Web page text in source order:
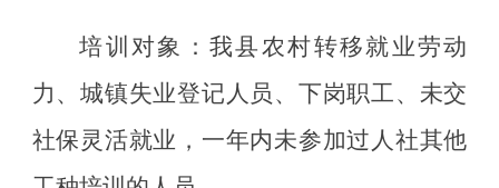
培训对象：我县农村转移就业劳动
力、城镇失业登记人员、下岗职工、未交
社保灵活就业，一年内未参加过人社其他